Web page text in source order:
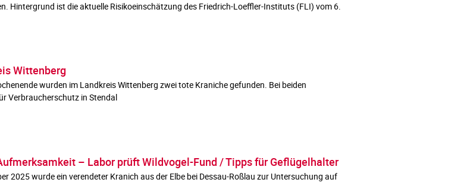
Hintergrund ist die aktuelle Risikoeinschätzung des Friedrich-Loeffler-Instituts (FLI) vom 6.
Wittenberg
wurden im Landkreis Wittenberg zwei tote Kraniche gefunden. Bei beiden
Verbraucherschutz in Stendal
– Labor prüft Wildvogel-Fund / Tipps für Geflügelhalter
2025 wurde ein verendeter Kranich aus der Elbe bei Dessau-Roßlau zur Untersuchung auf